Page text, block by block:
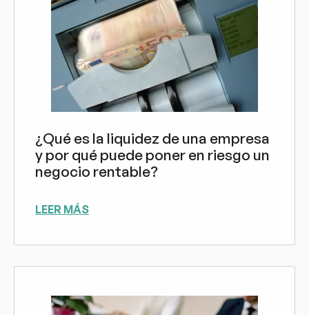
¿Qué es la liquidez de una empresa
y por qué puede poner en riesgo un
negocio rentable?
LEER MÁS